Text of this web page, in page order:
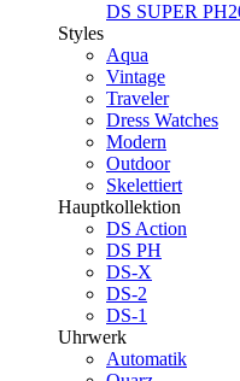
DS SUPER
Styles
Aqua
Vintage
Traveler
Dress Watches
Modern
Outdoor
Skelettiert
Hauptkollektion
DS Action
DS PH
DS-X
DS-2
DS-1
Uhrwerk
Automatik